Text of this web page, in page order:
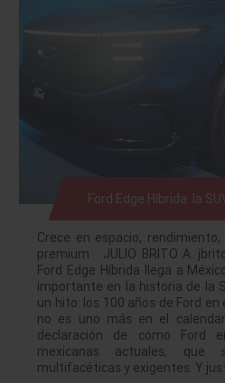
Ford Edge Híbrida: la
Crece en espacio,
premium JULIO BRITO A.
Ford Edge Híbrida llega a
importante en la historia de la
un hito: los 100 años de Ford
no es uno más en el
declaración de cómo Ford
mexicanas actuales, que
multifacéticas y exigentes. Y